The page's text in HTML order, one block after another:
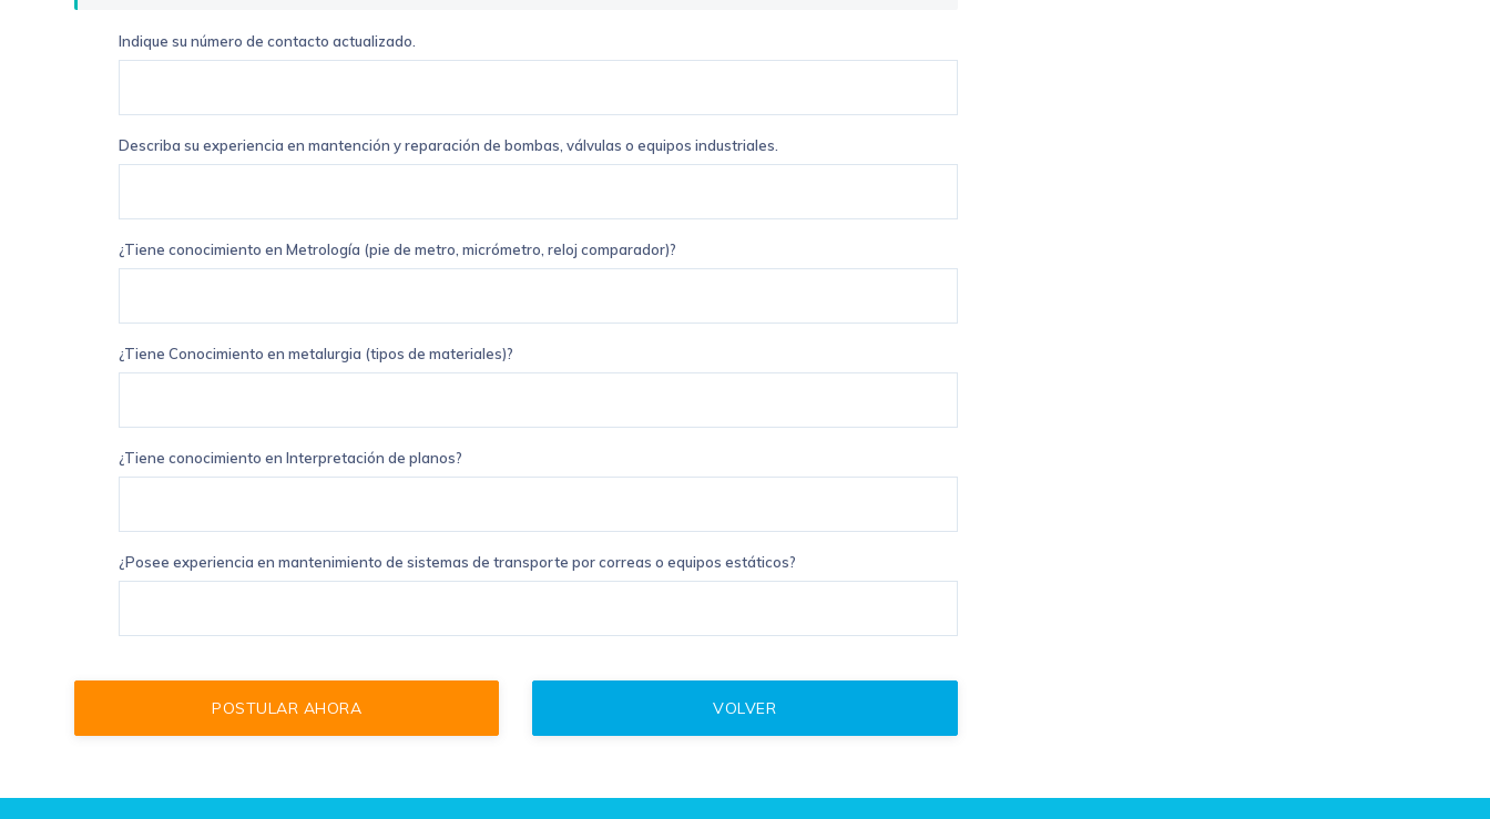
Indique su número de contacto actualizado.
Describa su experiencia en mantención y reparación de bombas, válvulas o equipos industriales.
¿Tiene conocimiento en Metrología (pie de metro, micrómetro, reloj comparador)?
¿Tiene Conocimiento en metalurgia (tipos de materiales)?
¿Tiene conocimiento en Interpretación de planos?
¿Posee experiencia en mantenimiento de sistemas de transporte por correas o equipos estáticos?